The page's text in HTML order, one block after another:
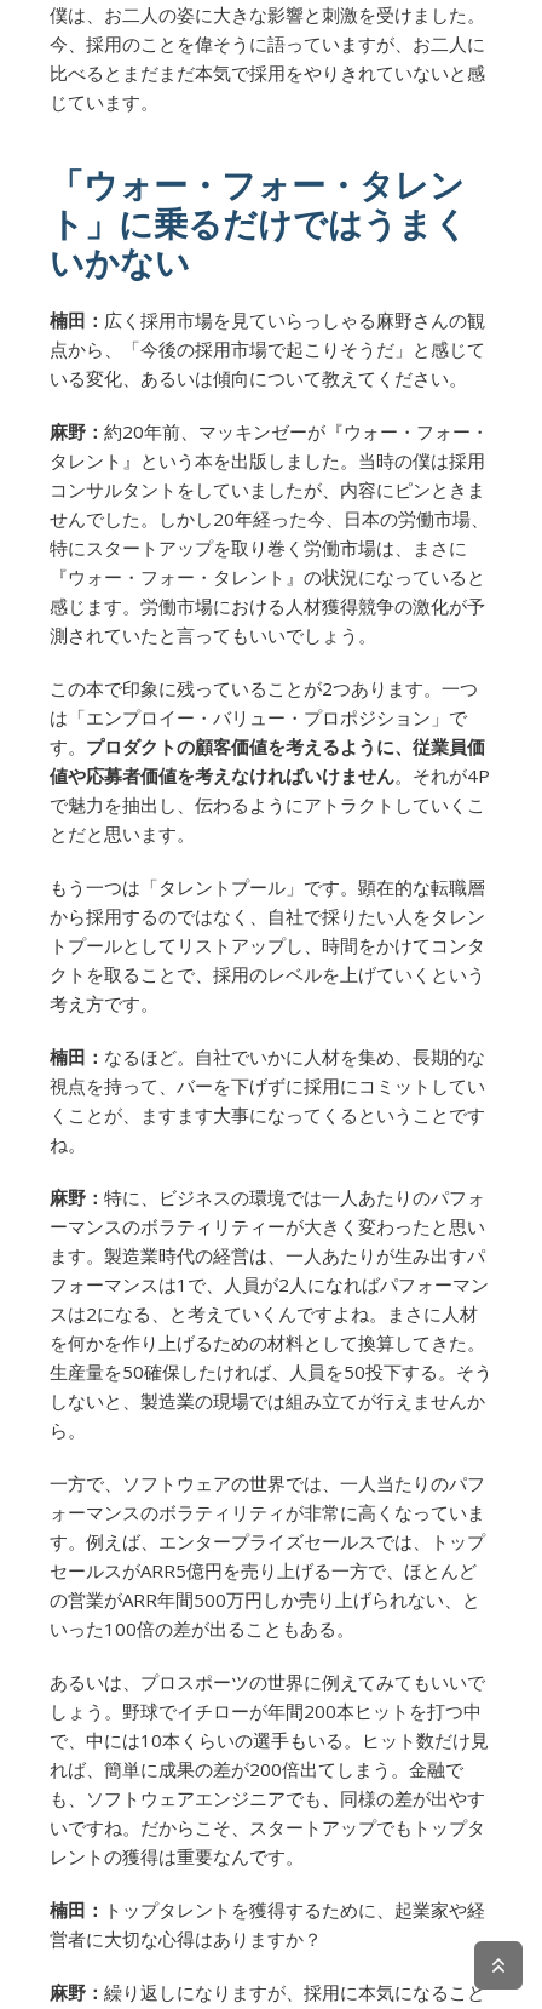
僕は、お二人の姿に大きな影響と刺激を受けました。
今、採用のことを偉そうに語っていますが、お二人に
比べるとまだまだ本気で採用をやりきれていないと感
じています。
「ウォー・フォー・タレン
ト」に乗るだけではうまく
いかない
楠田： 広く採用市場を見ていらっしゃる麻野さんの観
点から、「今後の採用市場で起こりそうだ」と感じて
いる変化、あるいは傾向について教えてください。
麻野： 約20年前、マッキンゼーが『ウォー・フォー・
タレント』という本を出版しました。当時の僕は採用
コンサルタントをしていましたが、内容にピンときま
せんでした。しかし20年経った今、日本の労働市場、
特にスタートアップを取り巻く労働市場は、まさに
『ウォー・フォー・タレント』の状況になっていると
感じます。労働市場における人材獲得競争の激化が予
測されていたと言ってもいいでしょう。
この本で印象に残っていることが2つあります。一つ
は「エンプロイー・バリュー・プロポジション」で
す。 プロダクトの顧客価値を考えるように、従業員価
値や応募者価値を考えなければいけません。それが4P
で魅力を抽出し、伝わるようにアトラクトしていくこ
とだと思います。
もう一つは「タレントプール」です。顕在的な転職層
から採用するのではなく、自社で採りたい人をタレン
トプールとしてリストアップし、時間をかけてコンタ
クトを取ることで、採用のレベルを上げていくという
考え方です。
楠田： なるほど。自社でいかに人材を集め、長期的な
視点を持って、バーを下げずに採用にコミットしてい
くことが、ますます大事になってくるということです
ね。
麻野： 特に、ビジネスの環境では一人あたりのパフォ
ーマンスのボラティリティーが大きく変わったと思い
ます。製造業時代の経営は、一人あたりが生み出すパ
フォーマンスは1で、人員が2人になればパフォーマン
スは2になる、と考えていくんですよね。まさに人材
を何かを作り上げるための材料として換算してきた。
生産量を50確保したければ、人員を50投下する。そう
しないと、製造業の現場では組み立てが行えませんか
ら。
一方で、ソフトウェアの世界では、一人当たりのパフ
ォーマンスのボラティリティが非常に高くなっていま
す。例えば、エンタープライズセールスでは、トップ
セールスがARR5億円を売り上げる一方で、ほとんど
の営業がARR年間500万円しか売り上げられない、と
いった100倍の差が出ることもある。
あるいは、プロスポーツの世界に例えてみてもいいで
しょう。野球でイチローが年間200本ヒットを打つ中
で、中には10本くらいの選手もいる。ヒット数だけ見
れば、簡単に成果の差が200倍出てしまう。金融で
も、ソフトウェアエンジニアでも、同様の差が出やす
いですね。だからこそ、スタートアップでもトップタ
レントの獲得は重要なんです。
楠田： トップタレントを獲得するために、起業家や経
営者に大切な心得はありますか？
麻野： 繰り返しになりますが、採用に本気になること